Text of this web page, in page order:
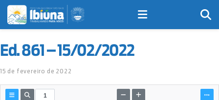
Ed. 861 – 15/02/2022
15 de fevereiro de 2022